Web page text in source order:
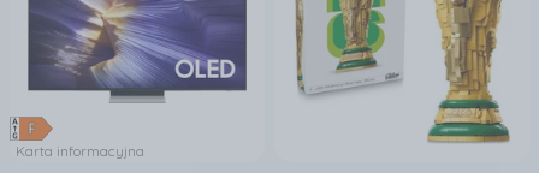
Karta informacyjna